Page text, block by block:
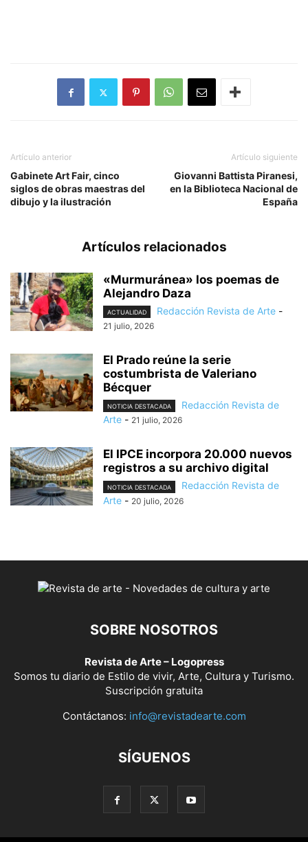
Artículo anterior
Gabinete Art Fair, cinco
siglos de obras maestras del
dibujo y la ilustración
Artículo siguiente
Giovanni Battista Piranesi,
en la Biblioteca Nacional de
España
Artículos relacionados
«Murmuránea» los poemas de
Alejandro Daza
ACTUALIDAD Redacción Revista de Arte -
21 julio, 2026
El Prado reúne la serie
costumbrista de Valeriano
Bécquer
NOTICIA DESTACADA
Redacción Revista de
Arte - 21 julio, 2026
El IPCE incorpora 20.000 nuevos
registros a su archivo digital
NOTICIA DESTACADA
Redacción Revista de
Arte - 20 julio, 2026
SOBRE NOSOTROS
Revista de Arte – Logopress
Somos tu diario de Estilo de vivir, Arte, Cultura y Turismo.
Suscripción gratuita
Contáctanos: info@revistadearte.com
SÍGUENOS